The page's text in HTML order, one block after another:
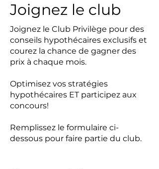
Joignez le club
Joignez le Club Privilège pour des
conseils hypothécaires exclusifs et
courez la chance de gagner des
prix à chaque mois.
Optimisez vos stratégies
hypothécaires ET participez aux
concours!
Remplissez le formulaire ci-
dessous pour faire partie du club.